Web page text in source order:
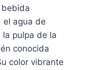
bebida
el agua de
la pulpa de la
conocida
color vibrante